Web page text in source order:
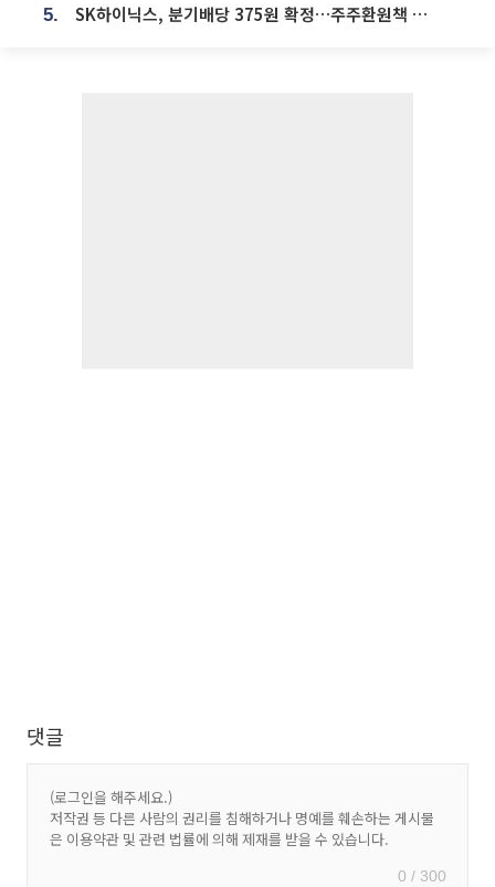
5. SK하이닉스, 분기배당 375원 확정…주주환원책 9월로 앞당겨 발표
댓글
0 / 300